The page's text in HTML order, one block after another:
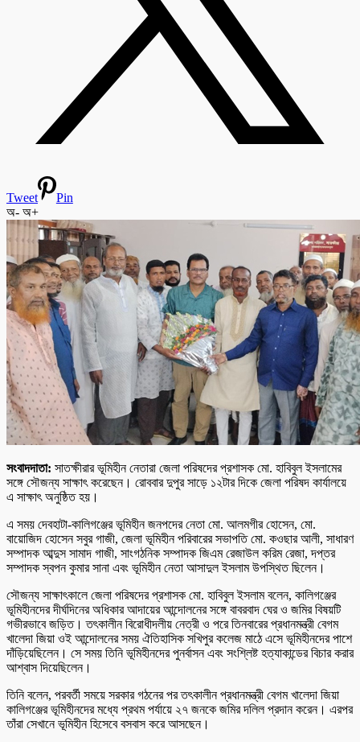
Tweet
Pin
অ- অ+
সংবাদদাতা: সাতক্ষীরার ভূমিহীন নেতারা জেলা পরিষদের প্রশাসক মো. হাবিবুল ইসলামের
সঙ্গে সৌজন্য সাক্ষাৎ করেছেন। রোববার দুপুর সাড়ে ১২টার দিকে জেলা পরিষদ কার্যালয়ে
এ সাক্ষাৎ অনুষ্ঠিত হয়।
এ সময় দেবহাটা-কালিগঞ্জের ভূমিহীন জনপদের নেতা মো. আলমগীর হোসেন, মো.
বায়োজিদ হোসেন সবুর গাজী, জেলা ভূমিহীন পরিবারের সভাপতি মো. কওছার আলী, সাধারণ
সম্পাদক আব্দুস সামাদ গাজী, সাংগঠনিক সম্পাদক জিএম রেজাউল করিম রেজা, দপ্তর
সম্পাদক স্বপন কুমার সানা এবং ভূমিহীন নেতা আসাদুল ইসলাম উপস্থিত ছিলেন।
সৌজন্য সাক্ষাৎকালে জেলা পরিষদের প্রশাসক মো. হাবিবুল ইসলাম বলেন, কালিগঞ্জের
ভূমিহীনদের দীর্ঘদিনের অধিকার আদায়ের আন্দোলনের সঙ্গে বাবরবাদ ঘের ও জমির বিষয়টি
গভীরভাবে জড়িত। তৎকালীন বিরোধীদলীয় নেত্রী ও পরে তিনবারের প্রধানমন্ত্রী বেগম
খালেদা জিয়া ওই আন্দোলনের সময় ঐতিহাসিক সখিপুর কলেজ মাঠে এসে ভূমিহীনদের পাশে
দাঁড়িয়েছিলেন। সে সময় তিনি ভূমিহীনদের পুনর্বাসন এবং সংশ্লিষ্ট হত্যাকান্ডের বিচার করার
আশ্বাস দিয়েছিলেন।
তিনি বলেন, পরবর্তী সময়ে সরকার গঠনের পর তৎকালীন প্রধানমন্ত্রী বেগম খালেদা জিয়া
কালিগঞ্জের ভূমিহীনদের মধ্যে প্রথম পর্যায়ে ২৭ জনকে জমির দলিল প্রদান করেন। এরপর
তাঁরা সেখানে ভূমিহীন হিসেবে বসবাস করে আসছেন।